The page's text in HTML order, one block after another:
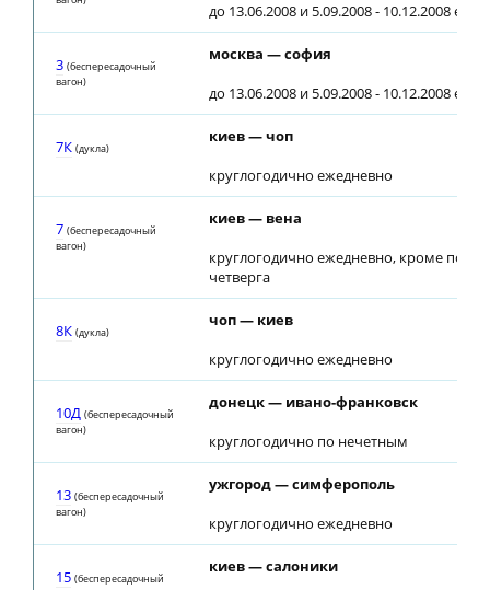
до 13.06.2008 и 5.09.2008 - 10.12.2008
3 (беспересадочный
вагон)
москва — софия
до 13.06.2008 и 5.09.2008 - 10.12.2008
7К (дуклa)
киев — чоп
круглогодично ежедневно
7 (беспересадочный
вагон)
киев — вена
круглогодично ежедневно, кроме
четверга
8К (дуклa)
чоп — киев
круглогодично ежедневно
10Д (беспересадочный
вагон)
донецк — ивано-франковск
круглогодично по нечетным
13 (беспересадочный
вагон)
ужгород — симферополь
круглогодично ежедневно
15 (беспересадочный
киев — салоники